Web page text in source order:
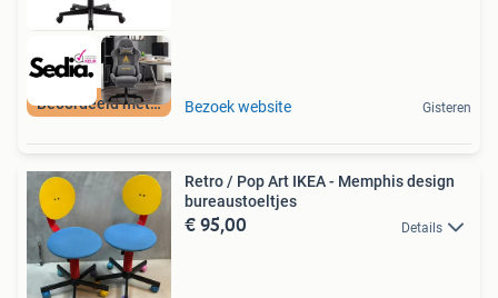
Beoordeeld met 9+ Bezoek website Gisteren
Retro / Pop Art IKEA - Memphis design
bureaustoeltjes
€ 95,00 Details